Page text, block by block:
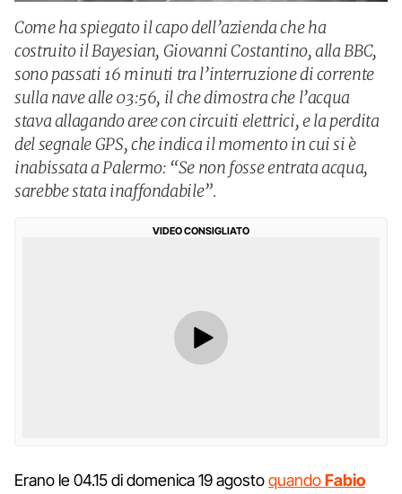
Come ha spiegato il capo dell’azienda che ha
costruito il Bayesian, Giovanni Costantino, alla BBC,
sono passati 16 minuti tra l’interruzione di corrente
sulla nave alle 03:56, il che dimostra che l’acqua
stava allagando aree con circuiti elettrici, e la perdita
del segnale GPS, che indica il momento in cui si è
inabissata a Palermo: “Se non fosse entrata acqua,
sarebbe stata inaffondabile”.
VIDEO CONSIGLIATO
Erano le 04.15 di domenica 19 agostoquandoFabio